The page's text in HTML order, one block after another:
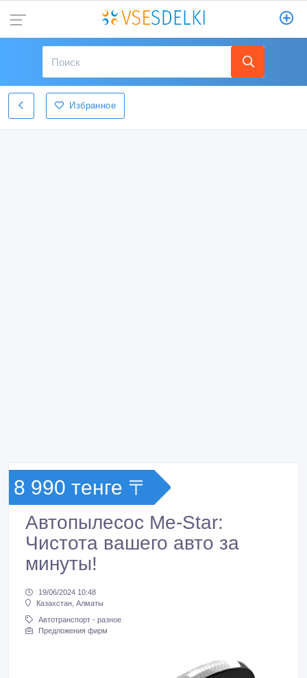
Избранное
8 990 тенге 〒
Автопылесос Me-Star:
Чистота вашего авто за
минуты!
19/06/2024 10:48
Казахстан, Алматы
Автотранспорт - разное
Предложения фирм